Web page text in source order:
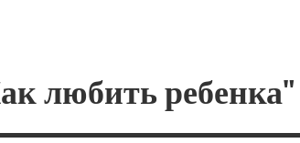
любить ребенка"